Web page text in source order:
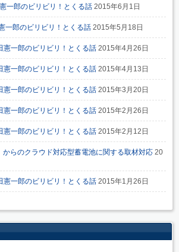
一郎のビリビリ！とくる話 2015年6月1日
一郎のビリビリ！とくる話 2015年5月18日
一郎のビリビリ！とくる話 2015年4月26日
一郎のビリビリ！とくる話 2015年4月13日
一郎のビリビリ！とくる話 2015年3月20日
一郎のビリビリ！とくる話 2015年2月26日
一郎のビリビリ！とくる話 2015年2月12日
からのクラウド対応型蓄電池に関する取材対応 20
一郎のビリビリ！とくる話 2015年1月26日